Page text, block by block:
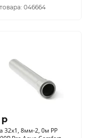
046664
p